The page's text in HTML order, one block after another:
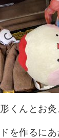
くんとお
を作るに